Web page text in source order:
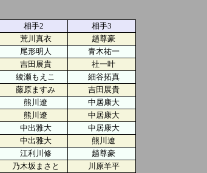
相手2
相手3
荒川真衣
趙尊豪
尾形明人
青木祐一
吉田展貴
社一叶
綾瀬もえこ
細谷拓真
藤原ますみ
吉田展貴
熊川遼
中居康大
熊川遼
中居康大
中出雅大
中居康大
中出雅大
熊川遼
江利川修
趙尊豪
乃木坂まさと
川原羊平